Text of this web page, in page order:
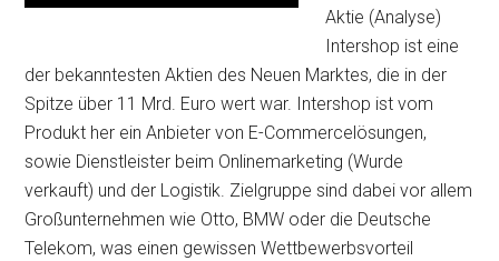
Aktie (Analyse)
Intershop ist eine
der bekanntesten Aktien des Neuen Marktes, die in der
Spitze über 11 Mrd. Euro wert war. Intershop ist vom
Produkt her ein Anbieter von E-Commercelösungen,
sowie Dienstleister beim Onlinemarketing (Wurde
verkauft) und der Logistik. Zielgruppe sind dabei vor allem
Großunternehmen wie Otto, BMW oder die Deutsche
Telekom, was einen gewissen Wettbewerbsvorteil